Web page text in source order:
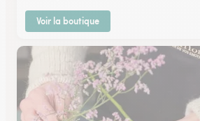
Voir la boutique